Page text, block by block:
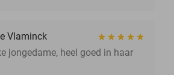
Vlaminck
jongedame, heel goed in haar